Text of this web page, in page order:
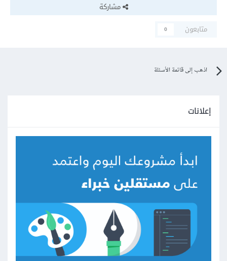
مشاركة
متابعون
0
اذهب إلى قائمة الأسئلة
إعلانات